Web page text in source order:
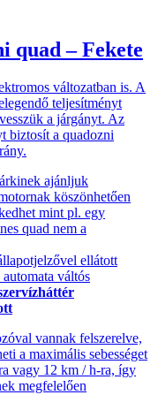
quad – Fekete
változatban is. A
teljesítményt
a járgányt. Az
biztosít a quadozni
ajánljuk
köszönhetően
mint pl. egy
quad nem a
ellátott
váltós
vannak felszerelve,
a maximális sebességet
vagy 12 km / h-ra, így
megfelelően